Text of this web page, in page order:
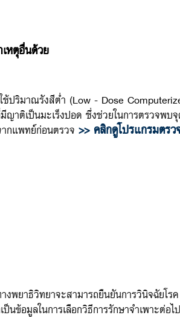
หตุอื่นด้วย
ช้ปริมาณรังสีต่ำ (Low - Dose
าติเป็นมะเร็งปอด ซึ่งช่วยในการตรวจพบ
กแพทย์ก่อนตรวจ >> คลิกดูโปรแกรมตรว
พยาธิวิทยาจะสามารถยืนยันการวินิจฉัยโรค
ข้อมูลในการเลือกวิธีการรักษาจำเพาะต่อไป